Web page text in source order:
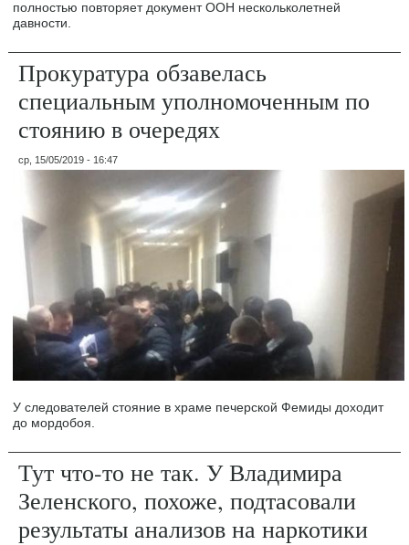
полностью повторяет документ ООН нескольколетней
давности.
Прокуратура обзавелась
специальным уполномоченным по
стоянию в очередях
ср, 15/05/2019 - 16:47
У следователей стояние в храме печерской Фемиды доходит
до мордобоя.
Тут что-то не так. У Владимира
Зеленского, похоже, подтасовали
результаты анализов на наркотики